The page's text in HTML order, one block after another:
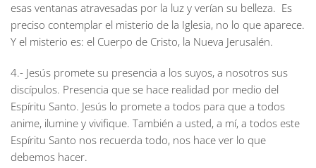
esas ventanas atravesadas por la luz y verían su belleza. Es
preciso contemplar el misterio de la Iglesia, no lo que aparece.
Y el misterio es: el Cuerpo de Cristo, la Nueva Jerusalén.
4.- Jesús promete su presencia a los suyos, a nosotros sus
discípulos. Presencia que se hace realidad por medio del
Espíritu Santo. Jesús lo promete a todos para que a todos
anime, ilumine y vivifique. También a usted, a mí, a todos este
Espíritu Santo nos recuerda todo, nos hace ver lo que
debemos hacer.